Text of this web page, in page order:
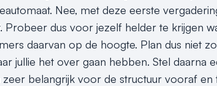
Nee, met deze eerste
Probeer dus voor jezelf helder te krijgen
daarvan op de hoogte. Plan dus niet
jullie het over gaan hebben. Stel daarna
zeer belangrijk voor de structuur vooraf en